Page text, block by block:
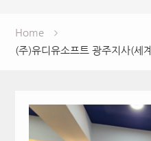
Home
(주)유디유소프트 광주지사(세